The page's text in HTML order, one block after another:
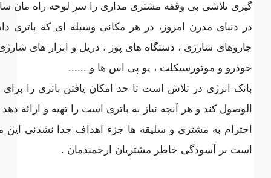
گیری تلاشی بی وقفه مشتری مداری را سر لوحه راه مان
در دنیای مدرن امروز، در هر مکانی وسیله ای که باتری
جاروهای شارژی ، دستگاه های پوز ، دریل و ابزار های
خودرو و موتورسیکلت ، یو پی اس ها و ......
بانک انرژی در تلاش است تا حد امکان یافتن باتری را
الوصول کند و هر آنچه نیاز به باتری است را تهیه و ارائه دهد
احترام به مشتری و سلیقه ها جزء اهداف جدا نشدنی
است بر آسودگی خاطر مشتریان ارجمندمان .